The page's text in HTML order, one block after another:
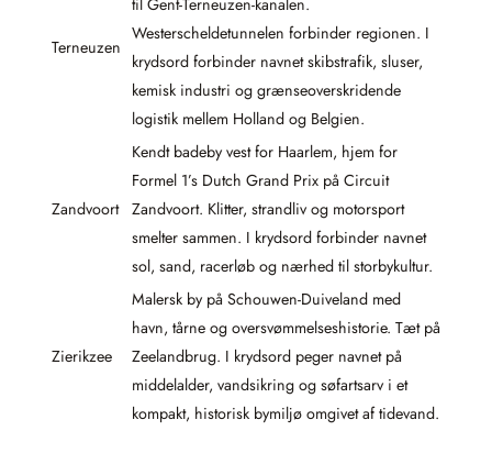
Terneuzen
Westerscheldetunnelen forbinder regionen. I
krydsord forbinder navnet skibstrafik, sluser,
kemisk industri og grænseoverskridende
logistik mellem Holland og Belgien.
Zandvoort
Kendt badeby vest for Haarlem, hjem for
Formel 1’s Dutch Grand Prix på Circuit
Zandvoort. Klitter, strandliv og motorsport
smelter sammen. I krydsord forbinder navnet
sol, sand, racerløb og nærhed til storbykultur.
Zierikzee
Malersk by på Schouwen-Duiveland med
havn, tårne og oversvømmelseshistorie. Tæt på
Zeelandbrug. I krydsord peger navnet på
middelalder, vandsikring og søfartsarv i et
kompakt, historisk bymiljø omgivet af tidevand.